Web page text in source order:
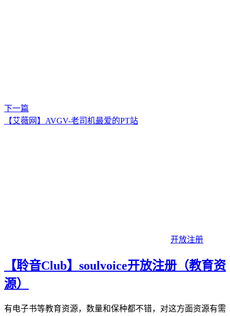
下一篇
【艾薇网】AVGV-老司机最爱的PT站
开放注册
【聆音Club】soulvoice开放注册（教育资
源）
有电子书等教育资源，数量和保种都不错，对这方面资源有需